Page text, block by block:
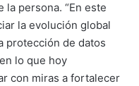
persona. “En este
la evolución global
protección de datos
lo que hoy
con miras a fortalecer